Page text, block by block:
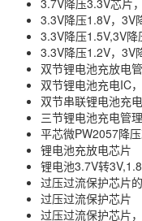
3.7V降压3.3V芯片
3.3V降压1.8V，3V
3.3V降压1.5V,3V
3.3V降压1.2V，3V
双节锂电池充放电
双节锂电池充电IC
双节串联锂电池充
三节锂电池充电管
平芯微PW2057降
锂电池充放电芯片
锂电池3.7V转
过压过流保护芯片
过压过流保护芯片
过压过流保护芯片